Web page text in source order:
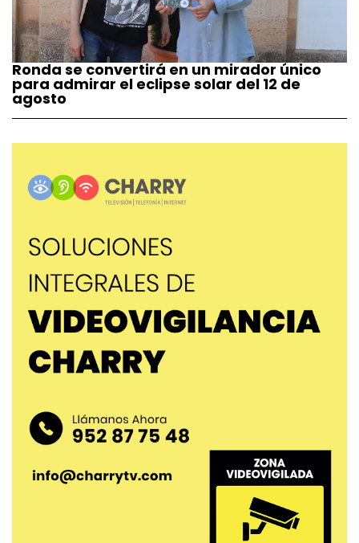
Ronda se convertirá en un mirador único
para admirar el eclipse solar del 12 de
agosto